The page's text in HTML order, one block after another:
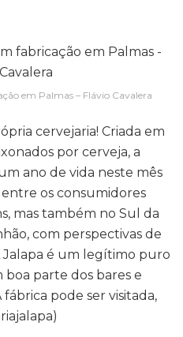
em Palmas – Flávio Cavalera
cervejaria! Criada em
por cerveja, a
ano de vida neste mês
os consumidores
mas também no Sul da
com perspectivas de
Jalapa é um legítimo puro
parte dos bares e
pode ser visitada,